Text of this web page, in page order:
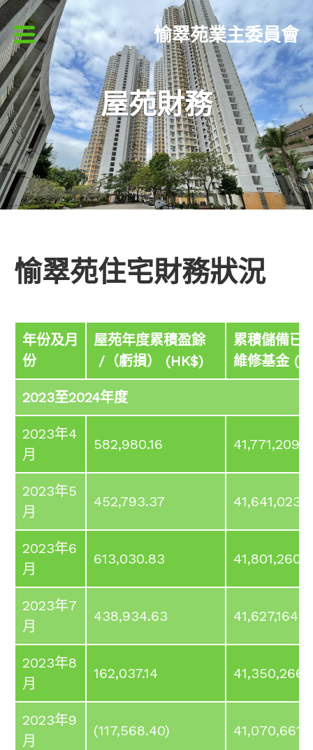
愉翠苑業主委員會
屋苑財務
愉翠苑住宅財務狀況
年份及月
份
屋苑年度累積盈餘
/（虧損） (HK$)
累積儲備已
維修基金
2023至2024年度
2023年4
月
582,980.16
2023年5
月
452,793.37
2023年6
月
613,030.83
2023年7
月
438,934.63
2023年8
月
162,037.14
2023年9
月
(117,568.40)